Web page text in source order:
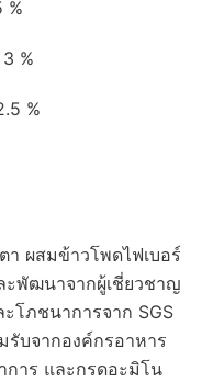
%
%
ผสมข้าวโพดไฟเบอร์
ะพัฒนาจากผู้เชี่ยวชาญ
โภชนาการจาก SGS
รับจากองค์กรอาหาร
การ และกรดอะมิโน